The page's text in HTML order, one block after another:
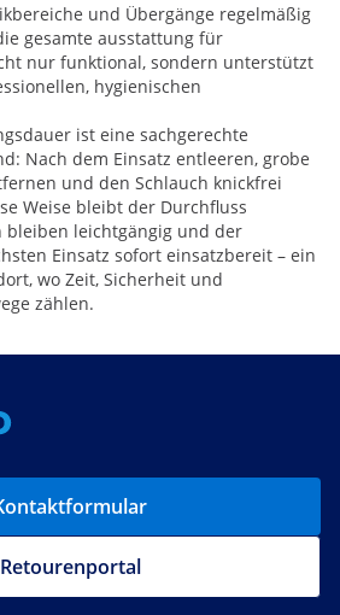
und Übergänge regelmäßig
gesamte ausstattung für
nur funktional, sondern unterstützt
hygienischen
ist eine sachgerechte
Nach dem Einsatz entleeren, grobe
und den Schlauch knickfrei
Weise bleibt der Durchfluss
bleiben leichtgängig und der
Einsatz sofort einsatzbereit – ein
wo Zeit, Sicherheit und
zählen.
Retourenportal